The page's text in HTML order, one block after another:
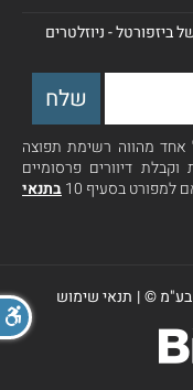
ביזפורטל - ניוזלטרים
אחד מהווה רשימת תפוצה
דיוורים פרסומיים
בסעיף 10
בתנאי
בע"מ ©| תנאי שימוש